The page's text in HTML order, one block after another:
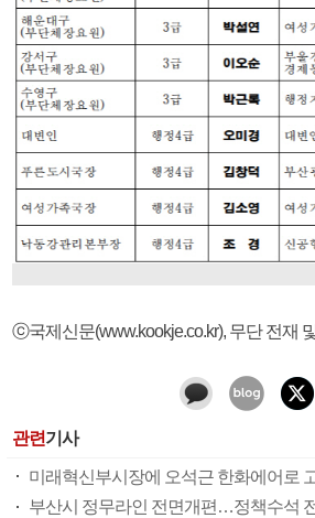
ⓒ국제신문(www.kookje.co.kr), 무단 전재
관련기사
미래혁신부시장에 오석근 한화에어로
부산시 정무라인 전면개편…정책수석